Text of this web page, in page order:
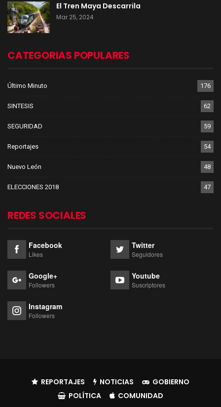
El Tren Maya Descarrila
Mar 25, 2024
CATEGORIAS POPULARES
Último Minuto 176
SINTESIS 62
SEGURIDAD 59
Reportajes 54
Nuevo León 48
ELECCIONES 2018 47
REDES SOCIALES
Facebook
Likes
Twitter
Seguidores
Google+
Followers
Youtube
Suscriptores
Instagram
Followers
REPORTAJES NOTICIAS
GOBIERNO
POLÍTICA
COMUNIDAD